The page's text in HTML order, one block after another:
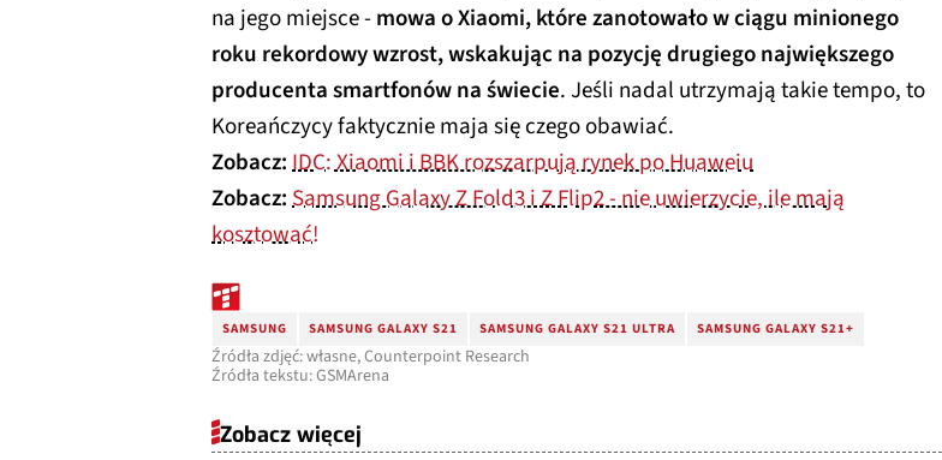
na jego miejsce -mowa o Xiaomi, które zanotowało w ciągu minionego
roku rekordowy wzrost, wskakując na pozycję drugiego największego
producenta smartfonów na świecie. Jeśli nadal utrzymają takie tempo, to
Koreańczycy faktycznie maja się czego obawiać.
Zobacz:IDC: Xiaomi i BBK rozszarpują rynek po Huaweiu
Zobacz:Samsung Galaxy Z Fold3 i Z Flip2 - nie uwierzycie, ile mają
kosztować!
SAMSUNG SAMSUNG GALAXY S21 SAMSUNG GALAXY S21 ULTRA SAMSUNG GALAXY S21+
Źródła zdjęć: własne, Counterpoint Research
Źródła tekstu: GSMArena
Zobacz więcej